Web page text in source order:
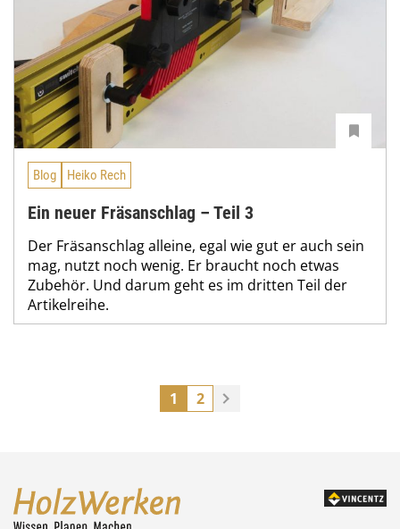
Blog Heiko Rech
Ein neuer Fräsanschlag – Teil 3
Der Fräsanschlag alleine, egal wie gut er auch sein
mag, nutzt noch wenig. Er braucht noch etwas
Zubehör. Und darum geht es im dritten Teil der
Artikelreihe.
1 2